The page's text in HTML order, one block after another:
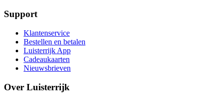
Support
Klantenservice
Bestellen en betalen
Luisterrijk App
Cadeaukaarten
Nieuwsbrieven
Over Luisterrijk